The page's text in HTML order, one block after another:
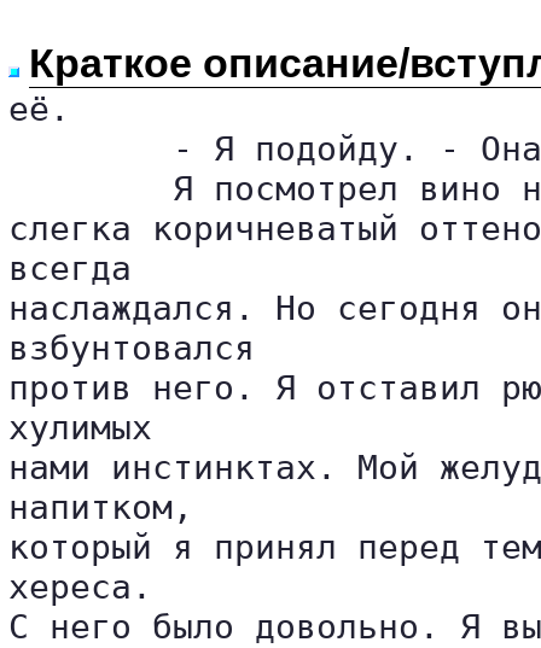
Краткое описание/
её.
слегка коричневатый
всегда
наслаждался. Но сегодня
взбунтовался
против него. Я отставил
хулимых
нами инстинктах. Мой
напитком,
который я принял перед
хереса.
С него было довольно. Я